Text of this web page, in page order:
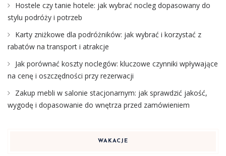
Hostele czy tanie hotele: jak wybrać nocleg dopasowany do
stylu podróży i potrzeb
Karty zniżkowe dla podróżników: jak wybrać i korzystać z
rabatów na transport i atrakcje
Jak porównać koszty noclegów: kluczowe czynniki wpływające
na cenę i oszczędności przy rezerwacji
Zakup mebli w salonie stacjonarnym: jak sprawdzić jakość,
wygodę i dopasowanie do wnętrza przed zamówieniem
WAKACJE